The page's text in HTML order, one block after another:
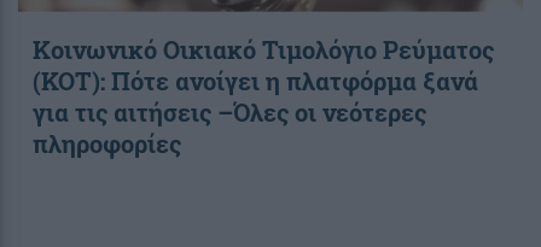
Κοινωνικό Οικιακό Τιμολόγιο Ρεύματος
(ΚΟΤ): Πότε ανοίγει η πλατφόρμα ξανά
για τις αιτήσεις –Όλες οι νεότερες
πληροφορίες